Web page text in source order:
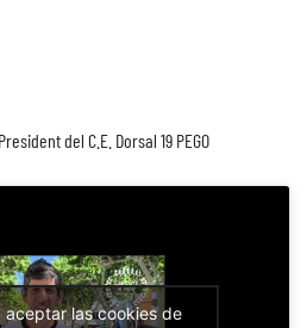
del C.E. Dorsal 19 PEGO
aceptar las cookies de